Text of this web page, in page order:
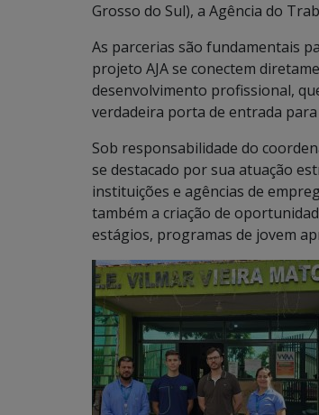
Grosso do Sul), a Agência do
As parcerias são fundamentais
projeto AJA se conectem
desenvolvimento profissional,
verdadeira porta de entrada
Sob responsabilidade do
se destacado por sua atuação
instituições e agências de
também a criação de
estágios, programas de jovem